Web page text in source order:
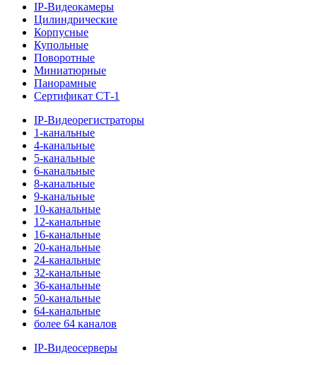
IP-Видеокамеры
Цилиндрические
Корпусные
Купольные
Поворотные
Миниатюрные
Панорамные
Сертификат СТ-1
IP-Видеорегистраторы
1-канальные
4-канальные
5-канальные
6-канальные
8-канальные
9-канальные
10-канальные
12-канальные
16-канальные
20-канальные
24-канальные
32-канальные
36-канальные
50-канальные
64-канальные
более 64 каналов
IP-Видеосерверы